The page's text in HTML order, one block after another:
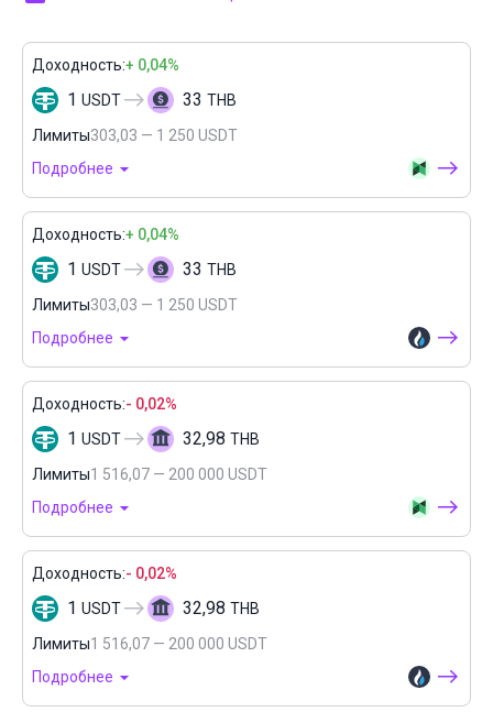
Доходность:+ 0,04%
1 USDT 33 THB
Лимиты303,03 — 1 250 USDT
Подробнее
Доходность:+ 0,04%
1 USDT 33 THB
Лимиты303,03 — 1 250 USDT
Подробнее
Доходность:- 0,02%
1 USDT 32,98 THB
Лимиты1 516,07 — 200 000 USDT
Подробнее
Доходность:- 0,02%
1 USDT 32,98 THB
Лимиты1 516,07 — 200 000 USDT
Подробнее